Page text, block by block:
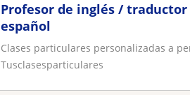
Profesor de inglés /
español
Clases particulares personalizadas a
Tusclasesparticulares